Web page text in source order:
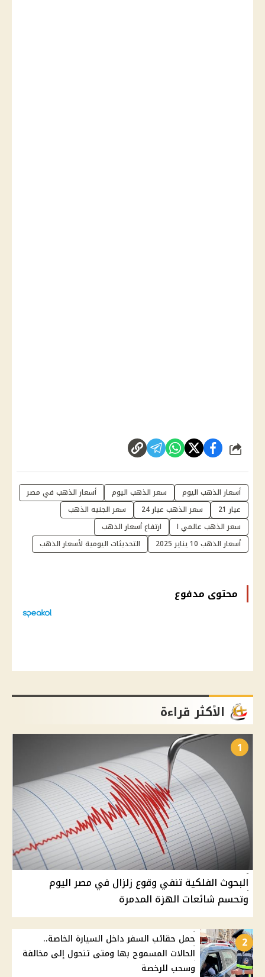
شارك
أسعار الذهب اليوم سعر الذهب اليوم
أسعار الذهب في مصر
عيار 21
سعر الذهب عيار 24
سعر الجنيه الذهب
سعر الذهب عالمي ا
ارتفاع أسعار الذهب
أسعار الذهب 10 يناير 2025
التحديثات اليومية لأسعار الذهب
محتوى مدفوع
الأكثر قراءة
1
البحوث الفلكية تنفي وقوع زلزال في مصر اليوم
وتحسم شائعات الهزة المدمرة
2
حمل حقائب السفر داخل السيارة الخاصة..
الحالات المسموح بها ومتى تتحول إلى مخالفة
وسحب للرخصة